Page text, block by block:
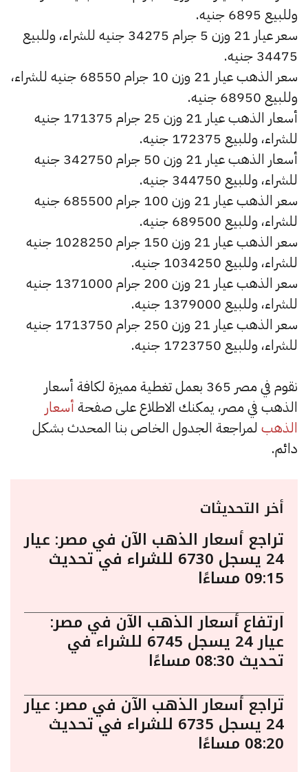
وللبيع 6895 جنيه.
سعر عيار 21 وزن 5 جرام 34275 جنيه للشراء، وللبيع
34475 جنيه.
سعر الذهب عيار 21 وزن 10 جرام 68550 جنيه للشراء،
وللبيع 68950 جنيه.
أسعار الذهب عيار 21 وزن 25 جرام 171375 جنيه
للشراء، وللبيع 172375 جنيه.
أسعار الذهب عيار 21 وزن 50 جرام 342750 جنيه
للشراء، وللبيع 344750 جنيه.
سعر الذهب عيار 21 وزن 100 جرام 685500 جنيه
للشراء، وللبيع 689500 جنيه.
سعر الذهب عيار 21 وزن 150 جرام 1028250 جنيه
للشراء، وللبيع 1034250 جنيه.
سعر الذهب عيار 21 وزن 200 جرام 1371000 جنيه
للشراء، وللبيع 1379000 جنيه.
سعر الذهب عيار 21 وزن 250 جرام 1713750 جنيه
للشراء، وللبيع 1723750 جنيه.
نقوم في مصر 365 بعمل تغطية مميزة لكافة أسعار
الذهب في مصر، يمكنك الاطلاع على صفحة أسعار
الذهب لمراجعة الجدول الخاص بنا المحدث بشكل
دائم.
أخر التحديثات
تراجع أسعار الذهب الآن في مصر: عيار
24 يسجل 6730 للشراء في تحديث
09:15 مساءًا
ارتفاع أسعار الذهب الآن في مصر:
عيار 24 يسجل 6745 للشراء في
تحديث 08:30 مساءًا
تراجع أسعار الذهب الآن في مصر: عيار
24 يسجل 6735 للشراء في تحديث
08:20 مساءًا